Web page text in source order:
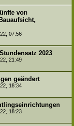
von
07:56
2023
21:49
geändert
18:34
18:23